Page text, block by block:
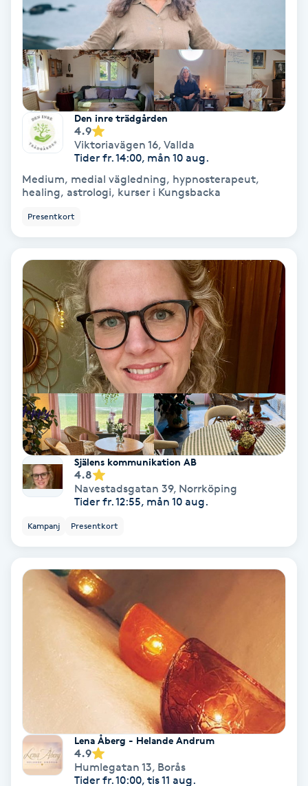
Färgning
Föning
Gel naglar
Gelenaglar
Gellack
Gravidmassage
Gravidyoga
Gruppträning
Gua Sha-massage
Hatha Yoga
Headspa
HIFU
Hollywood Peel
Hudföryngring
Den inre trädgården
4.9
Viktoriavägen 16, Vallda
Tider fr. 14:00, mån 10 aug.
Medium, medial vägledning, hypnosterapeut,
healing, astrologi, kurser i Kungsbacka
Presentkort
Själens kommunikation AB
4.8
Navestadsgatan 39, Norrköping
Tider fr. 12:55, mån 10 aug.
Kampanj Presentkort
Lena Åberg - Helande Andrum
4.9
Humlegatan 13, Borås
Tider fr. 10:00, tis 11 aug.